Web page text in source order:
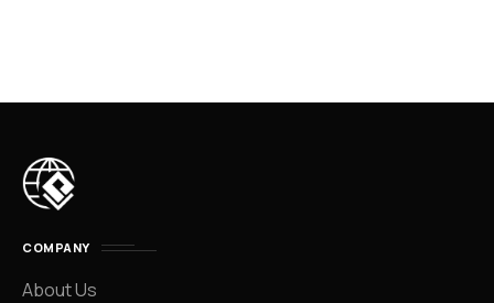
COMPANY
About Us